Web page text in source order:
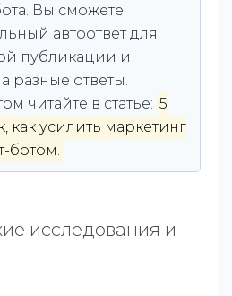
Вы сможете
автоответ для
публикации и
разные ответы.
читайте в статье: 5
как усилить маркетинг
ботом.
исследования и